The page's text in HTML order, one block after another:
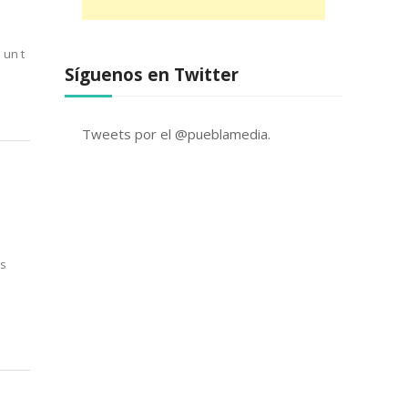
un t
Síguenos en Twitter
Tweets por el @pueblamedia.